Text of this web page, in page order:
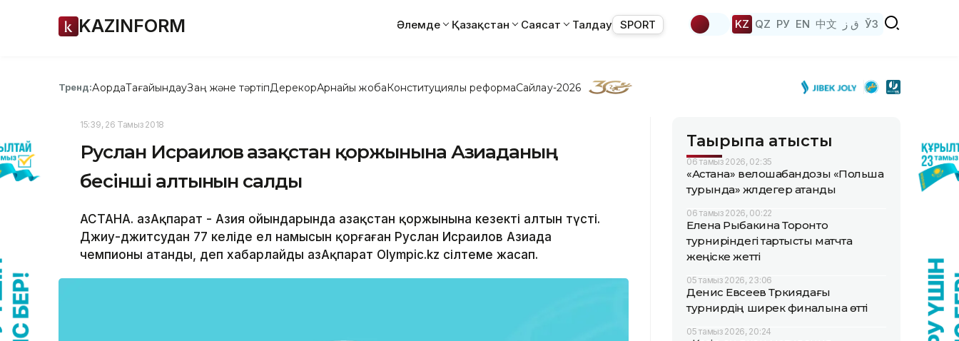
KAZINFORM Әлемде Қазақстан Саясат Талдау SPORT KZ QZ РУ EN 中文 ق ز ЎЗ
Тренд:АқордаТағайындауЗаң және тәртіпДерекқорАрнайы жобаКонституциялық реформаСайлау-2026
15:39, 26 Тамыз 2018
Руслан Исраилов Қазақстан қоржынына Азиаданың
бесінші алтынын салды
АСТАНА. ҚазАқпарат - Азия ойындарында Қазақстан қоржынына кезекті алтын түсті.
Джиу-джитсудан 77 келіде ел намысын қорғаған Руслан Исраилов Азиада
чемпионы атанды, деп хабарлайды ҚазАқпарат Olympic.kz сілтеме жасап.
Тақырыпқа қатысты
06 тамыз 2026, 02:35
«Астана» велошабандозы «Польша
турында» жүлдегер атанды
06 тамыз 2026, 00:22
Елена Рыбакина Торонто
турниріндегі тартысты матчта
жеңіске жетті
05 тамыз 2026, 23:06
Денис Евсеев Түркиядағы
турнирдің ширек финалына өтті
05 тамыз 2026, 20:24